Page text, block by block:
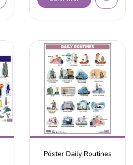
Póster Daily Routines